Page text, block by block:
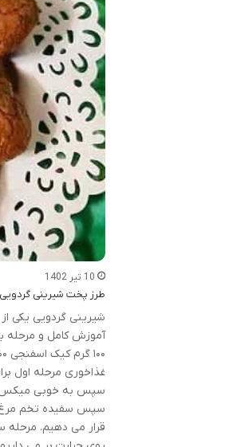
10 تیر 1402
طرز پخت شیرینی گردویی
شیرینی گردویی یکی
غذاخوری مرحله اول
سپس به خوبی میکس
سپس سفیده تخم مرغ